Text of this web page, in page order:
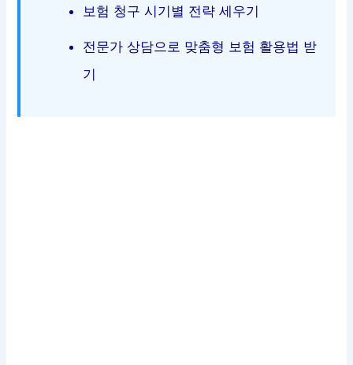
보험 청구 시기별 전략 세우기
전문가 상담으로 맞춤형 보험 활용법 받
기